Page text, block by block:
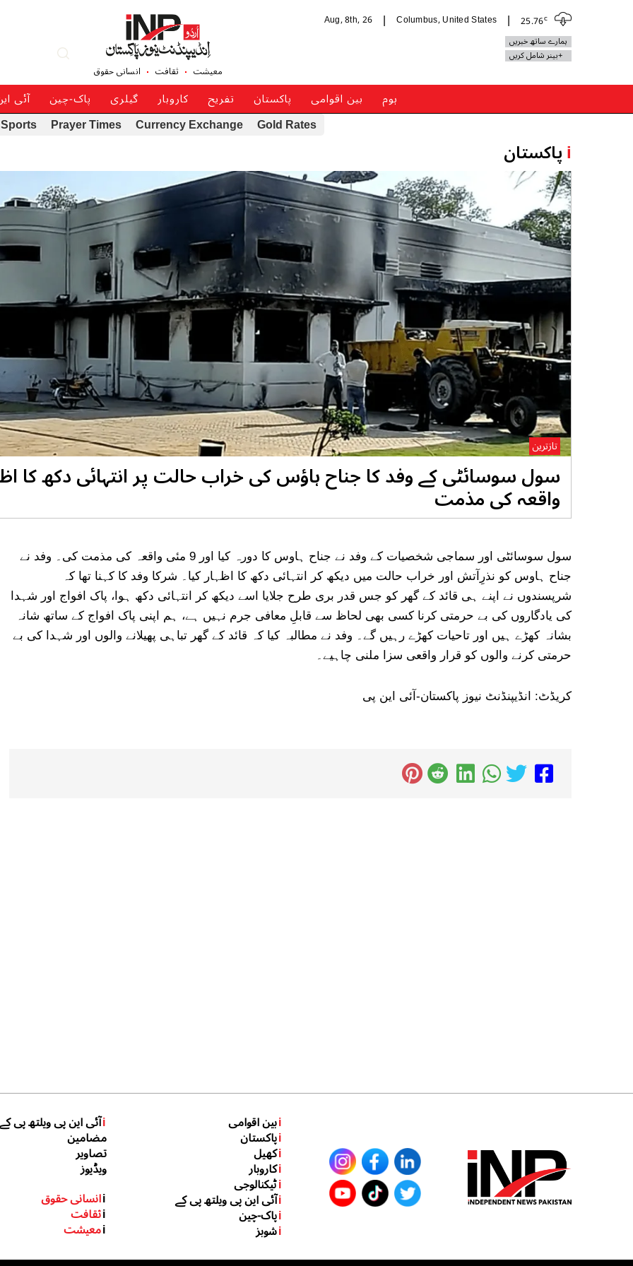
25.76c
Columbus, United States
Aug, 8th, 26
ہمارے ساتھ خبریں
+بینر شامل کریں
معیشت ثقافت انسانی حقوق
ہوم بین اقوامی پاکستان تفریح کاروبار گیلری پاک-چین آئی
Gold Rates
Currency Exchange
Prayer Times
Sports
iپاکستان
واقعہ کی مذمت
تازترین
سول سوسائٹی اور سماجی شخصیات کے وفد نے جناح ہاوس کا دورہ کیا اور 9 مئی واقعہ کی مذمت کی۔ وفد نے
جناح ہاوس کو نذرِآتش اور خراب حالت میں دیکھ کر انتہائی دکھ کا اظہار کیا۔ شرکا وفد کا کہنا تھا کہ
شرپسندوں نے اپنے ہی قائد کے گھر کو جس قدر بری طرح جلایا اسے دیکھ کر انتہائی دکھ ہوا، پاک افواج اور شہدا
کی یادگاروں کی بے حرمتی کرنا کسی بھی لحاظ سے قابلِ معافی جرم نہیں ہے، ہم اپنی پاک افواج کے ساتھ شانہ
بشانہ کھڑے ہیں اور تاحیات کھڑے رہیں گے۔ وفد نے مطالبہ کیا کہ قائد کے گھر تباہی پھیلانے والوں اور شہدا کی بے
حرمتی کرنے والوں کو قرار واقعی سزا ملنی چاہیے۔
کریڈٹ: انڈیپنڈنٹ نیوز پاکستان-آئی این پی
iبین اقوامی
iپاکستان
iکھیل
iکاروبار
iٹیکنالوجی
iآئی این پی ویلتھ پی کے
iپاک-چین
iشوبز
iآئی این پی ویلتھ پی کے
مضامین
تصاویر
ویڈیوز
iانسانی حقوق
iثقافت
iمعیشت